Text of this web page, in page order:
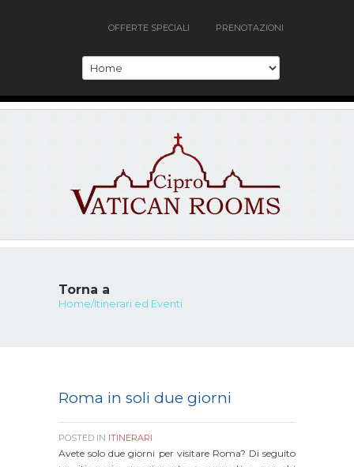
OFFERTE SPECIALI PRENOTAZIONI
Torna a
Home/Itinerari ed Eventi
Roma in soli due giorni
POSTED IN ITINERARI
Avete solo due giorni per visitare Roma? Di seguito